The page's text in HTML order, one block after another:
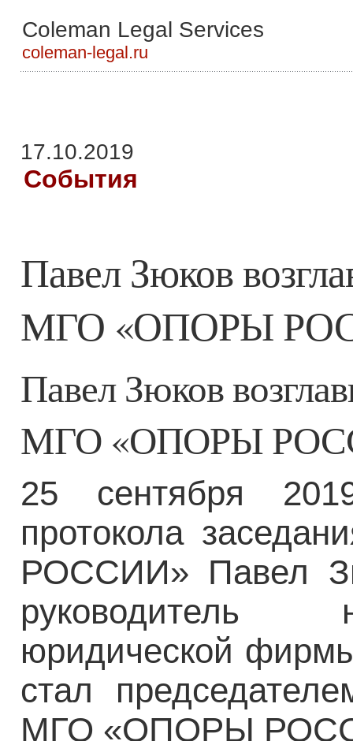
Coleman Legal Services
coleman-legal.ru
17.10.2019
События
Павел Зюков
МГО «ОПОРЫ
Павел Зюков
МГО «ОПОРЫ
25 сентября
протокола
РОССИИ» Павел
руководитель
юридической
стал
МГО «ОПОРЫ